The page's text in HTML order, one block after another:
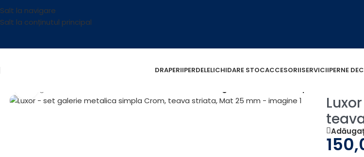
Salt la navigare
Salt la conținutul principal
DRAPERIIPERDELELICHIDARE STOCACCESORIISERVICIIPERNE